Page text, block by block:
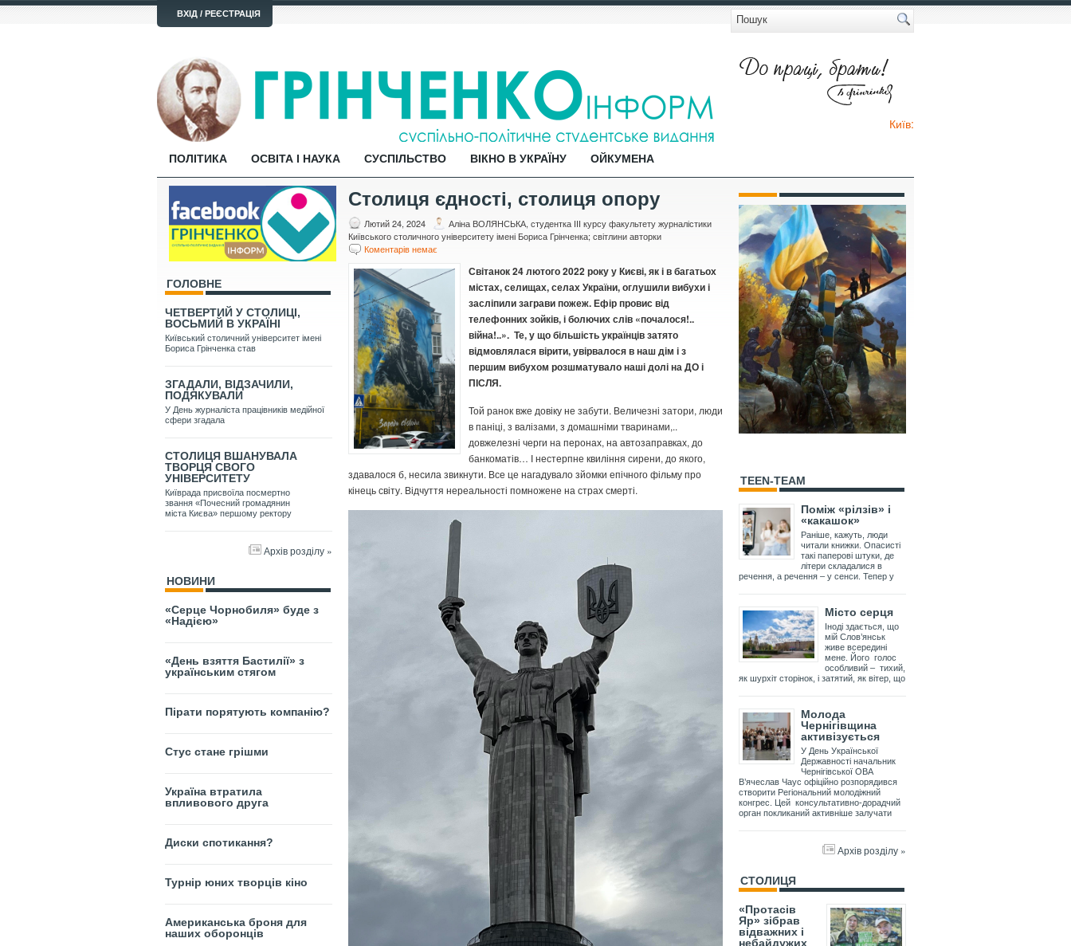
ВХІД / РЕЄСТРАЦІЯ
Київ:
ПОЛІТИКА ОСВІТА І НАУКА СУСПІЛЬСТВО ВІКНО В УКРАЇНУ ОЙКУМЕНА
ГОЛОВНЕ
ЧЕТВЕРТИЙ У СТОЛИЦІ,
ВОСЬМИЙ В УКРАЇНІ
Київський столичний університет імені
Бориса Грінченка став
ЗГАДАЛИ, ВІДЗАЧИЛИ,
ПОДЯКУВАЛИ
У День журналіста працівників медійної
сфери згадала
СТОЛИЦЯ ВШАНУВАЛА
ТВОРЦЯ СВОГО
УНІВЕРСИТЕТУ
Київрада присвоїла посмертно
звання «Почесний громадянин
міста Києва» першому ректору
Архів розділу »
НОВИНИ
«Серце Чорнобиля» буде з
«Надією»
«День взяття Бастилії» з
українським стягом
Пірати порятують компанію?
Стус стане грішми
Україна втратила
впливового друга
Диски спотикання?
Турнір юних творців кіно
Американська броня для
наших оборонців
Столиця єдності, столиця опору
Лютий 24, 2024
Аліна ВОЛЯНСЬКА, студентка ІІІ курсу факультету журналістики
Київського столичного університету імені Бориса Грінченка; світлини авторки
Коментарів немає
Світанок 24 лютого 2022 року у Києві, як і в багатьох
містах, селищах, селах України, оглушили вибухи і
засліпили заграви пожеж. Ефір провис від
телефонних зойків, і болючих слів «почалося!..
війна!..». Те, у що більшість українців затято
відмовлялася вірити, увірвалося в наш дім і з
першим вибухом розшматувало наші долі на ДО і
ПІСЛЯ.
Той ранок вже довіку не забути. Величезні затори, люди
в паніці, з валізами, з домашніми тваринами,..
довжелезні черги на перонах, на автозаправках, до
банкоматів… І нестерпне квиління сирени, до якого,
здавалося б, несила звикнути. Все це нагадувало зйомки епічного фільму про
кінець світу. Відчуття нереальності помножене на страх смерті.
TEEN-TEAM
Поміж «рілзів» і
«какашок»
Раніше, кажуть, люди
читали книжки. Опасисті
такі паперові штуки, де
літери складалися в
речення, а речення – у сенси. Тепер у
Місто серця
Іноді здається, що
мій Слов’янськ
живе всередині
мене. Його голос
особливий – тихий,
як шурхіт сторінок, і затятий, як вітер, що
Молода
Чернігівщина
активізується
У День Української
Державності начальник
Чернігівської ОВА
В’ячеслав Чаус офіційно розпорядився
створити Регіональний молодіжний
конгрес. Цей консультативно-дорадчий
орган покликаний активніше залучати
Архів розділу »
СТОЛИЦЯ
«Протасів
Яр» зібрав
відважних і
небайдужих